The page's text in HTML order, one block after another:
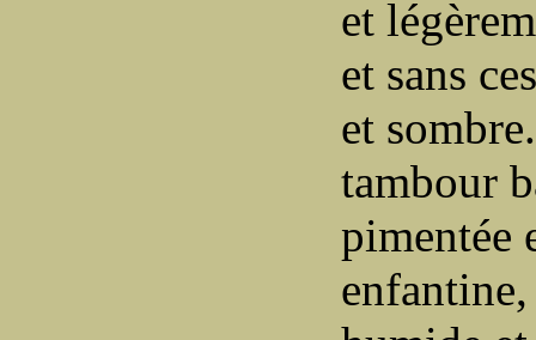
et
et sans
et
tambour
pimentée